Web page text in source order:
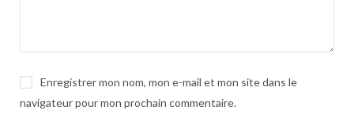
Enregistrer mon nom, mon e-mail et mon site dans le
navigateur pour mon prochain commentaire.